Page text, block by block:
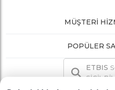
MÜŞTERI
POPÜLER
ETBIS
SİCİL